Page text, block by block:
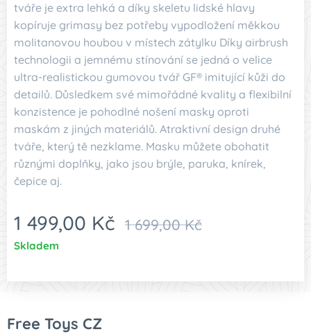
tváře je extra lehká a díky skeletu lidské hlavy
kopíruje grimasy bez potřeby vypodložení měkkou
molitanovou houbou v místech zátylku Díky airbrush
technologii a jemnému stínování se jedná o velice
ultra-realistickou gumovou tvář GF® imitující kůži do
detailů. Důsledkem své mimořádné kvality a flexibilní
konzistence je pohodlné nošení masky oproti
maskám z jiných materiálů. Atraktivní design druhé
tváře, který tě nezklame. Masku můžete obohatit
různými doplňky, jako jsou brýle, paruka, knírek,
čepice aj.
1 499,00 Kč 1 699,00Kč
Skladem
Free Toys CZ